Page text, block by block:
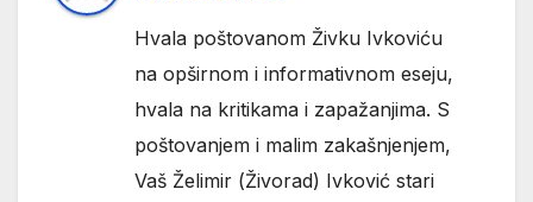
Hvala poštovanom Živku Ivkoviću
na opširnom i informativnom eseju,
hvala na kritikama i zapažanjima. S
poštovanjem i malim zakašnjenjem,
Vaš Želimir (Živorad) Ivković stari